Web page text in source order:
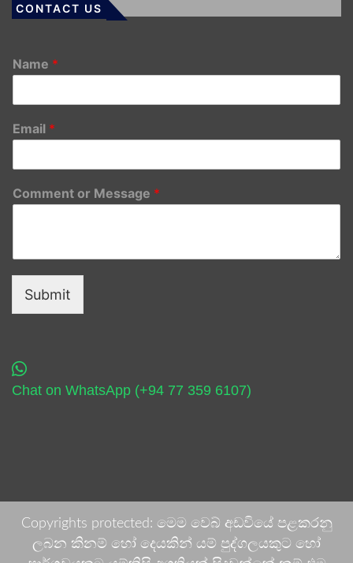
CONTACT US
Name *
Email *
Comment or Message *
Submit
Chat on WhatsApp (+94 77 359 6107)
Copyrights protected: මෙම වෙබ් අඩවියේ පළකරනු
ලබන කිනම් හෝ දෙයකින් යම් පුද්ගලයකුට හෝ